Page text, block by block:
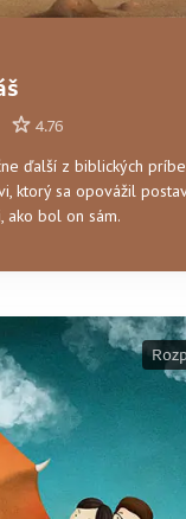
4.76
ďalší z biblických
ktorý sa opovážil
ako bol on sám.